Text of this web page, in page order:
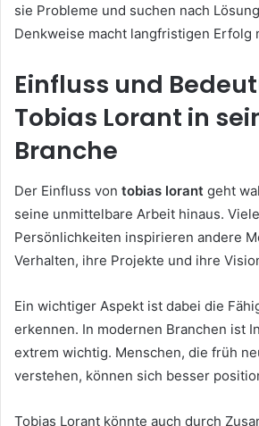
sie Probleme und suchen nach
Denkweise macht langfristigen Erfolg
Einfluss und
Tobias Lorant in
Branche
Der Einfluss von tobias lorant geht
seine unmittelbare Arbeit hinaus.
Persönlichkeiten inspirieren andere
Verhalten, ihre Projekte und ihre
Ein wichtiger Aspekt ist dabei die
erkennen. In modernen Branchen ist
extrem wichtig. Menschen, die früh
verstehen, können sich besser
Tobias Lorant könnte auch durch